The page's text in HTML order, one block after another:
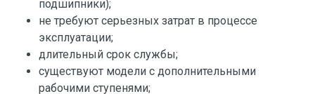
подшипники);
не требуют серьезных затрат в процессе
эксплуатации;
длительный срок службы;
существуют модели с дополнительными
рабочими ступенями;